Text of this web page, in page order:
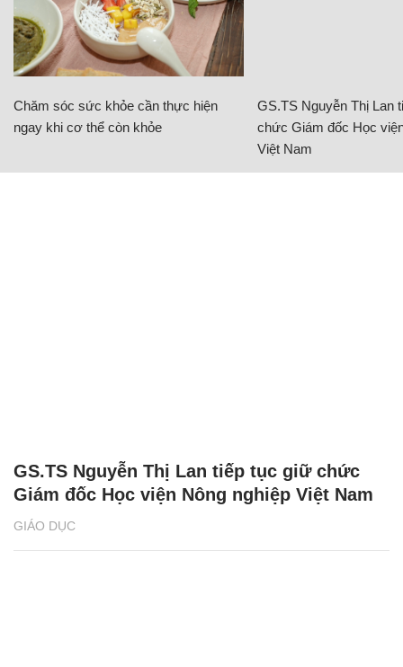
Chăm sóc sức khỏe cần thực hiện
ngay khi cơ thể còn khỏe
GS.TS Nguyễn Thị Lan
chức Giám đốc Học
Việt Nam
GIÁO DỤC
GS.TS Nguyễn Thị Lan tiếp tục giữ chức
Giám đốc Học viện Nông nghiệp Việt Nam